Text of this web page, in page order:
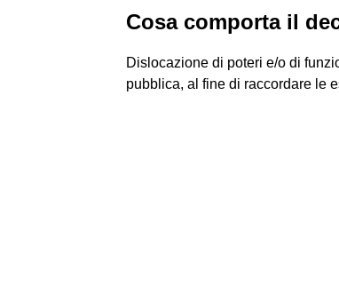
Cosa comporta il
Dislocazione di poteri e/o di
pubblica, al fine di raccordare le